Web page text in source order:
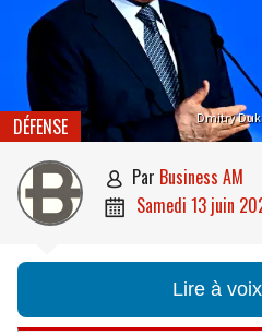
Dmitry
DÉFENSE
 par Business AM
 samedi 13 juin
Lire à